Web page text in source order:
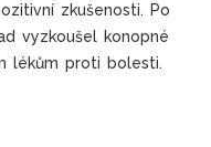
zkušenosti. Po
vyzkoušel konopné
lékům proti bolesti.